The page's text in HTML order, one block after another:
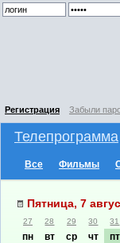
Регистрация Забыли
Телепрограмма
Все Фильмы
Пятница, 7
27 28 29 30 31
пн вт ср чт пт